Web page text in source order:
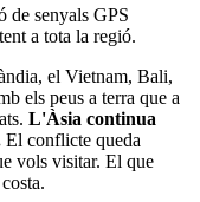
de senyals GPS
a tota la regió.
el Vietnam, Bali,
els peus a terra que a
L'Àsia continua
El conflicte queda
vols visitar. El que